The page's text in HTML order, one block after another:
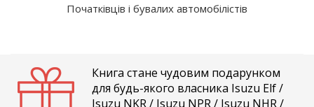
Початківців і бувалих автомобілістів
Книга стане чудовим подарунком
для будь-якого власника Isuzu Elf /
Isuzu NKR / Isuzu NPR / Isuzu NHR /